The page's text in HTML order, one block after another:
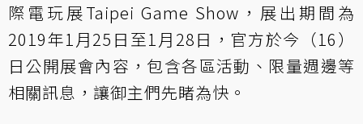
際電玩展Taipei Game Show，展出期間為
2019年1月25日至1月28日，官方於今（16）
日公開展會內容，包含各區活動、限量週邊等
相關訊息，讓御主們先睹為快。